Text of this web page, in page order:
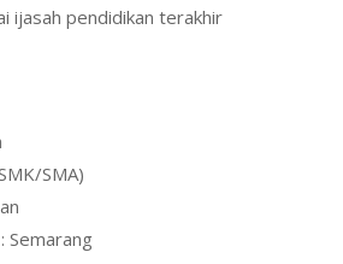
ijasah pendidikan terakhir
SMA)
Semarang